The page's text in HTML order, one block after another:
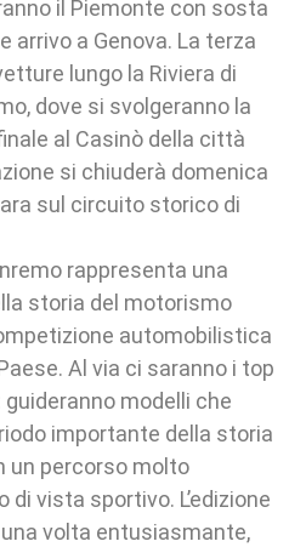
il Piemonte con sosta
arrivo a Genova. La terza
lungo la Riviera di
dove si svolgeranno la
al Casinò della città
si chiuderà domenica
sul circuito storico di
rappresenta una
storia del motorismo
automobilistica
Al via ci saranno i top
modelli che
importante della storia
un percorso molto
vista sportivo. L’edizione
volta entusiasmante,